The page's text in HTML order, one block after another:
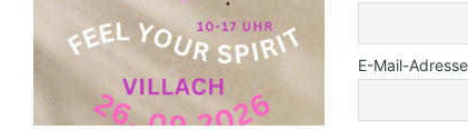
E-Mail-Adresse